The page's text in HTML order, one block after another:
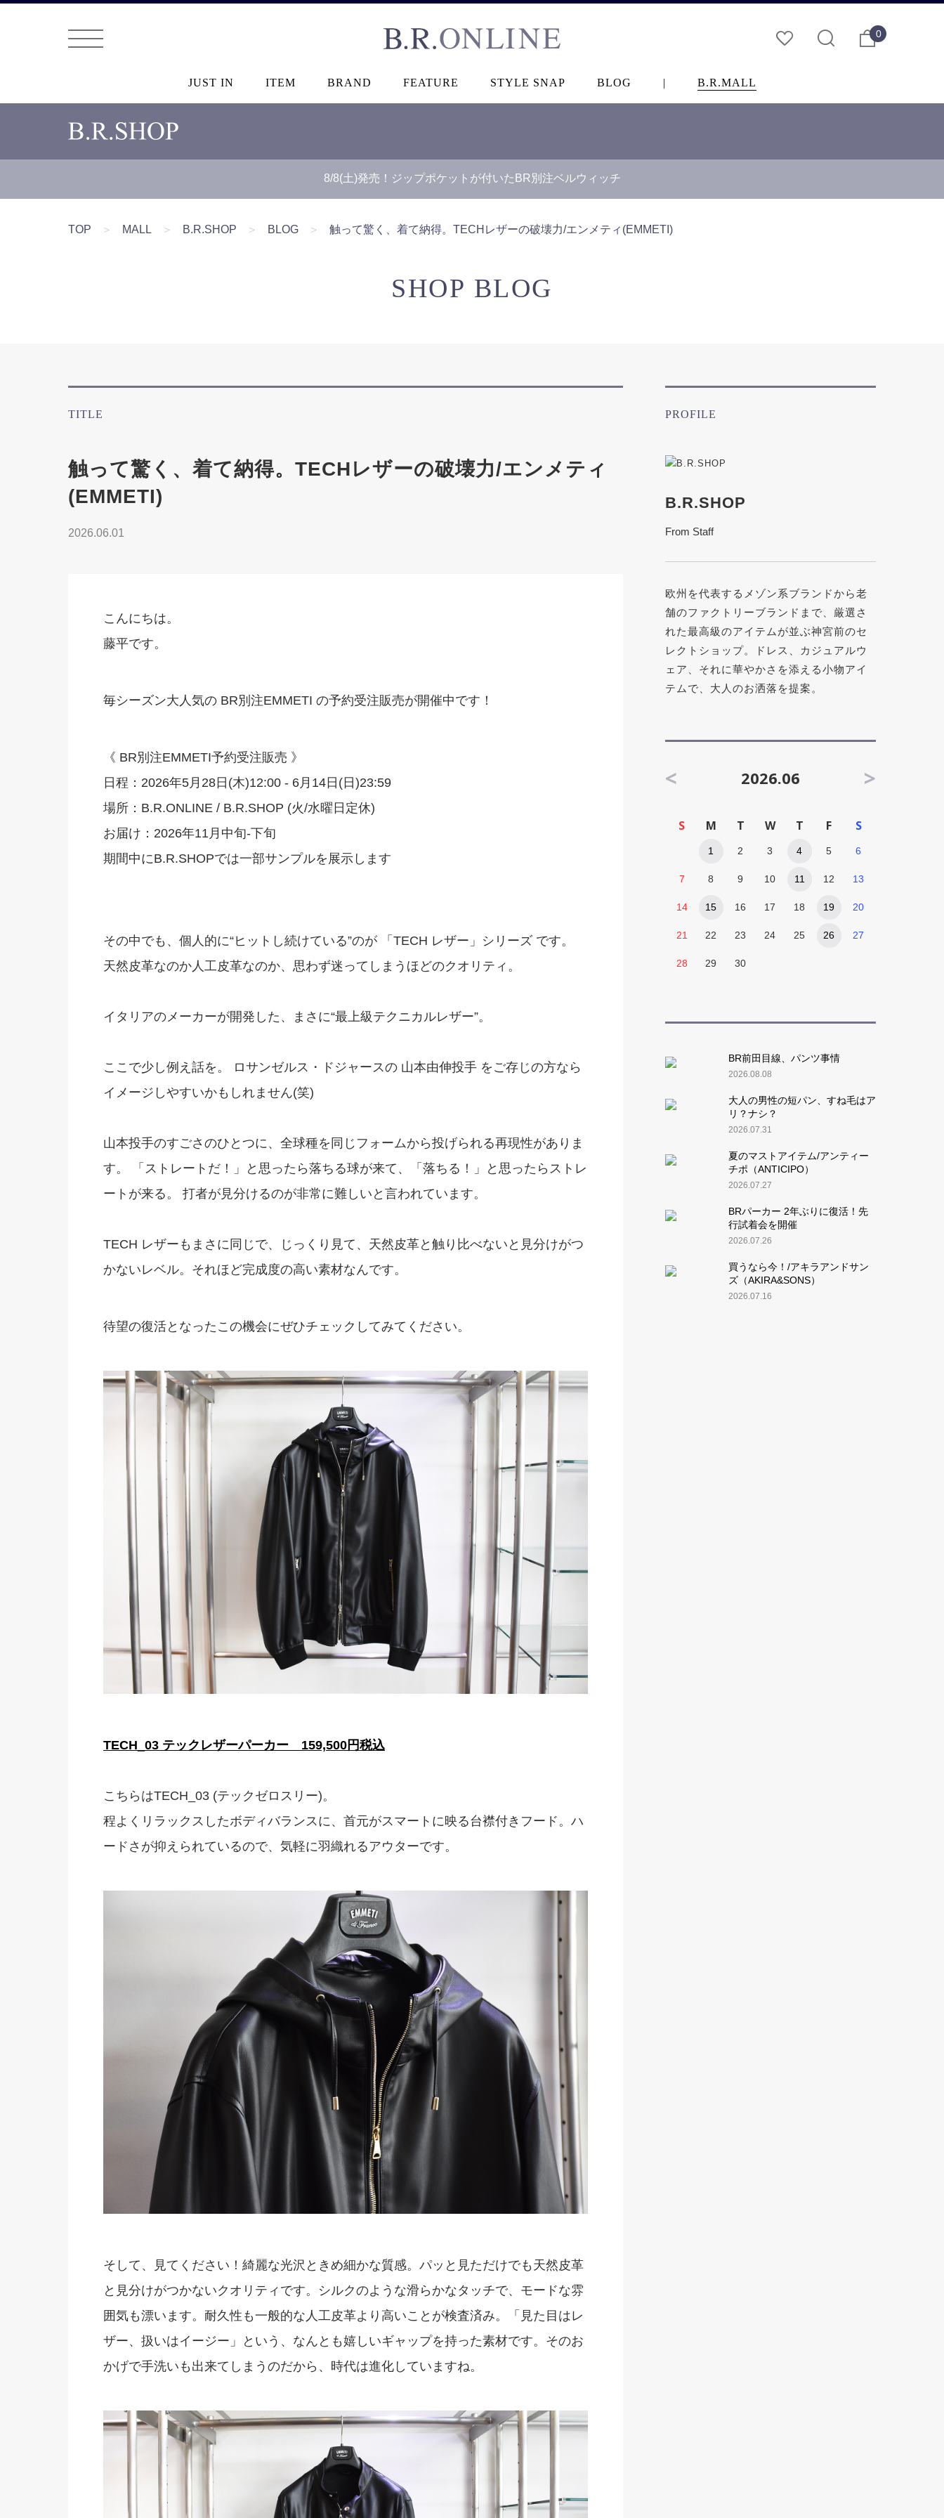
0
JUST IN ITEM BRAND FEATURE STYLE SNAP BLOG | B.R.MALL
8/8(土)発売！ジップポケットが付いたBR別注ベルウィッチ
TOP ＞ MALL ＞ B.R.SHOP ＞ BLOG ＞ 触って驚く、着て納得。TECHレザーの破壊力/エンメティ(EMMETI)
SHOP BLOG
TITLE
触って驚く、着て納得。TECHレザーの破壊力/エンメティ
(EMMETI)
2026.06.01
こんにちは。
藤平です。
毎シーズン大人気の BR別注EMMETI の予約受注販売が開催中です！
《 BR別注EMMETI予約受注販売 》
日程：2026年5月28日(木)12:00 - 6月14日(日)23:59
場所：B.R.ONLINE / B.R.SHOP (火/水曜日定休)
お届け：2026年11月中旬-下旬
期間中にB.R.SHOPでは一部サンプルを展示します
その中でも、個人的に“ヒットし続けている”のが 「TECH レザー」シリーズ です。
天然皮革なのか人工皮革なのか、思わず迷ってしまうほどのクオリティ。
イタリアのメーカーが開発した、まさに“最上級テクニカルレザー”。
ここで少し例え話を。 ロサンゼルス・ドジャースの 山本由伸投手 をご存じの方なら
イメージしやすいかもしれません(笑)
山本投手のすごさのひとつに、全球種を同じフォームから投げられる再現性がありま
す。 「ストレートだ！」と思ったら落ちる球が来て、「落ちる！」と思ったらストレ
ートが来る。 打者が見分けるのが非常に難しいと言われています。
TECH レザーもまさに同じで、じっくり見て、天然皮革と触り比べないと見分けがつ
かないレベル。それほど完成度の高い素材なんです。
待望の復活となったこの機会にぜひチェックしてみてください。
TECH_03 テックレザーパーカー 159,500円税込
こちらはTECH_03 (テックゼロスリー)。
程よくリラックスしたボディバランスに、首元がスマートに映る台襟付きフード。ハ
ードさが抑えられているので、気軽に羽織れるアウターです。
そして、見てください！綺麗な光沢ときめ細かな質感。パッと見ただけでも天然皮革
と見分けがつかないクオリティです。シルクのような滑らかなタッチで、モードな雰
囲気も漂います。耐久性も一般的な人工皮革より高いことが検査済み。「見た目はレ
ザー、扱いはイージー」という、なんとも嬉しいギャップを持った素材です。そのお
かげで手洗いも出来てしまうのだから、時代は進化していますね。
PROFILE
B.R.SHOP
From Staff
欧州を代表するメゾン系ブランドから老
舗のファクトリーブランドまで、厳選さ
れた最高級のアイテムが並ぶ神宮前のセ
レクトショップ。ドレス、カジュアルウ
ェア、それに華やかさを添える小物アイ
テムで、大人のお洒落を提案。
< 2026.06 >
S M T W T F S
1 2 3 4 5 6
7 8 9 10 11 12 13
14 15 16 17 18 19 20
21 22 23 24 25 26 27
28 29 30
BR前田目線、パンツ事情
2026.08.08
大人の男性の短パン、すね毛はア
リ？ナシ？
2026.07.31
夏のマストアイテム/アンティー
チポ（ANTICIPO）
2026.07.27
BRパーカー 2年ぶりに復活！先
行試着会を開催
2026.07.26
買うなら今！/アキラアンドサン
ズ（AKIRA&SONS）
2026.07.16